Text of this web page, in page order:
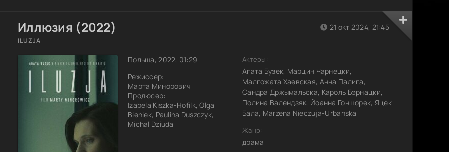
Иллюзия (2022)
ILUZJA
Польша, 2022, 01:29
Режиссер:
Марта Минорович
Продюсер:
Izabela Kiszka-Hofilk, Olga
Bieniek, Paulina Duszczyk,
Michal Dziuda
21 окт 2024, 21:45
Актеры:
Агата Бузек, Марцин Чарнецки,
Малгожата Хаевская, Анна Палига,
Сандра Држымальска, Кароль Бэрнацки,
Полина Валендзяк, Йоанна Гоншорек, Яцек
Бала, Marzena Nieczuja-Urbanska
Жанр:
драма